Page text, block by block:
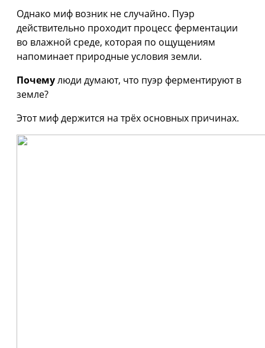
Однако миф возник не случайно. Пуэр
действительно проходит процесс ферментации
во влажной среде, которая по ощущениям
напоминает природные условия земли.
Почемулюди думают, что пуэр ферментируют в
земле?
Этот миф держится на трёх основных причинах.